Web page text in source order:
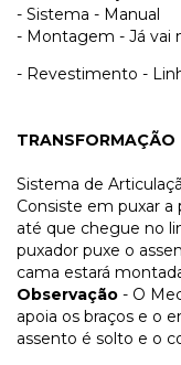
- Sistema - Manual
- Montagem - Já vai
- Revestimento -
TRANSFORMAÇÃO
Sistema de
Consiste em puxar
até que chegue no
puxador puxe o
cama estará
Observação - O
apoia os braços e o
assento é solto e o